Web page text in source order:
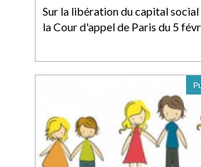
Sur la libération du capital
la Cour d'appel de Paris du 5